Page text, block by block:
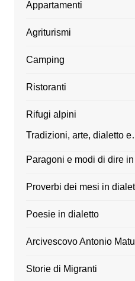
Appartamenti
Agriturismi
Camping
Ristoranti
Rifugi alpini
Tradizioni, arte, dialetto
Paragoni e modi di dire
Proverbi dei mesi in
Poesie in dialetto
Arcivescovo Antonio
Storie di Migranti